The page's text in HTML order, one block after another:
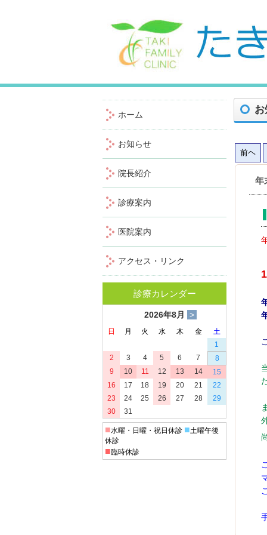
ホーム
お知らせ
院長紹介
診療案内
医院案内
アクセス・リンク
診療カレンダー
お
前ヘ
年